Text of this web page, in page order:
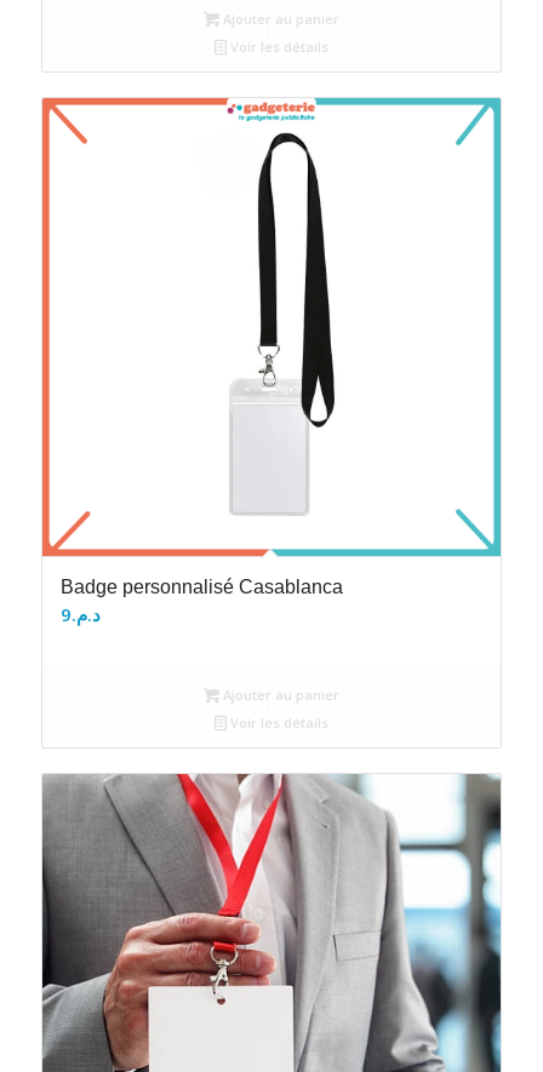
Ajouter au panier
Voir les détails
Badge personnalisé Casablanca
د.م.9
Ajouter au panier
Voir les détails